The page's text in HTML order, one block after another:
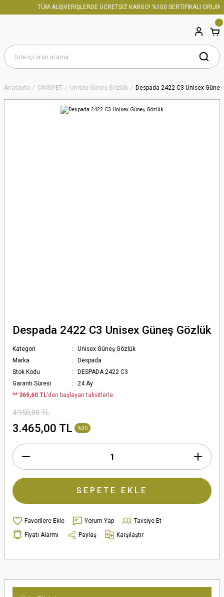
TÜM ALIŞVERİŞLERDE ÜCRETSİZ KARGO! %100 SERTİFİKALI
Anasayfa CİNSİYET Unisex Güneş Gözlük Despada 2422 C3 Unisex
Despada 2422 C3 Unisex Güneş Gözlük
Kategori
Unisex Güneş Gözlük
Marka
Despada
Stok Kodu
DESPADA 2422 C3
Garanti Süresi
24 Ay
** 369,60 TL’den başlayan taksitlerle.
4.950,00 TL
3.465,00 TL %30
SEPETE EKLE
Yorum Yap
Tavsiye Et
Fiyatı Alarmı
Paylaş Karşılaştır